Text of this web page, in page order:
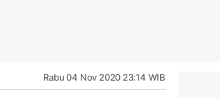
Rabu 04 Nov 2020 23:14 WIB